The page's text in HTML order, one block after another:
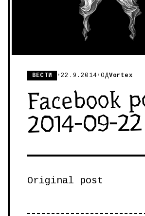
ВЕСТИ •22.9.2014 •ОДVortex
Facebook
2014-09-22
Original post